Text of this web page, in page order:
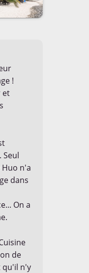
!
et
n'a
dans
On a
de
qu'il n'y